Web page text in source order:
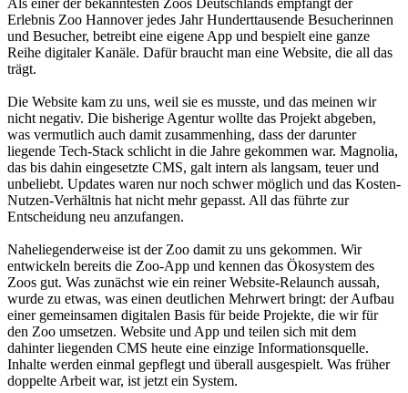
Als einer der bekanntesten Zoos Deutschlands empfängt der
Erlebnis Zoo Hannover jedes Jahr Hunderttausende Besucherinnen
und Besucher, betreibt eine eigene App und bespielt eine ganze
Reihe digitaler Kanäle. Dafür braucht man eine Website, die all das
trägt.
Die Website kam zu uns, weil sie es musste, und das meinen wir
nicht negativ. Die bisherige Agentur wollte das Projekt abgeben,
was vermutlich auch damit zusammenhing, dass der darunter
liegende Tech-Stack schlicht in die Jahre gekommen war. Magnolia,
das bis dahin eingesetzte CMS, galt intern als langsam, teuer und
unbeliebt. Updates waren nur noch schwer möglich und das Kosten-
Nutzen-Verhältnis hat nicht mehr gepasst. All das führte zur
Entscheidung neu anzufangen.
Naheliegenderweise ist der Zoo damit zu uns gekommen. Wir
entwickeln bereits die Zoo-App und kennen das Ökosystem des
Zoos gut. Was zunächst wie ein reiner Website-Relaunch aussah,
wurde zu etwas, was einen deutlichen Mehrwert bringt: der Aufbau
einer gemeinsamen digitalen Basis für beide Projekte, die wir für
den Zoo umsetzen. Website und App und teilen sich mit dem
dahinter liegenden CMS heute eine einzige Informationsquelle.
Inhalte werden einmal gepflegt und überall ausgespielt. Was früher
doppelte Arbeit war, ist jetzt ein System.